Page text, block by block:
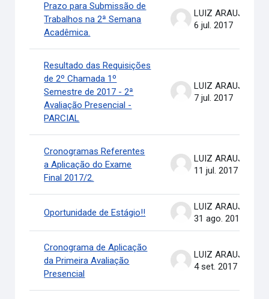
Prazo para Submissão de
Trabalhos na 2ª Semana
Acadêmica.
LUIZ ARAUJO .
6 jul. 2017
Resultado das Requisições
de 2º Chamada 1º
Semestre de 2017 - 2ª
Avaliação Presencial -
PARCIAL
LUIZ ARAUJO .
7 jul. 2017
Cronogramas Referentes
a Aplicação do Exame
Final 2017/2.
LUIZ ARAUJO .
11 jul. 2017
Oportunidade de Estágio!!
LUIZ ARAUJO .
31 ago. 2017
Cronograma de Aplicação
da Primeira Avaliação
Presencial
LUIZ ARAUJO .
4 set. 2017